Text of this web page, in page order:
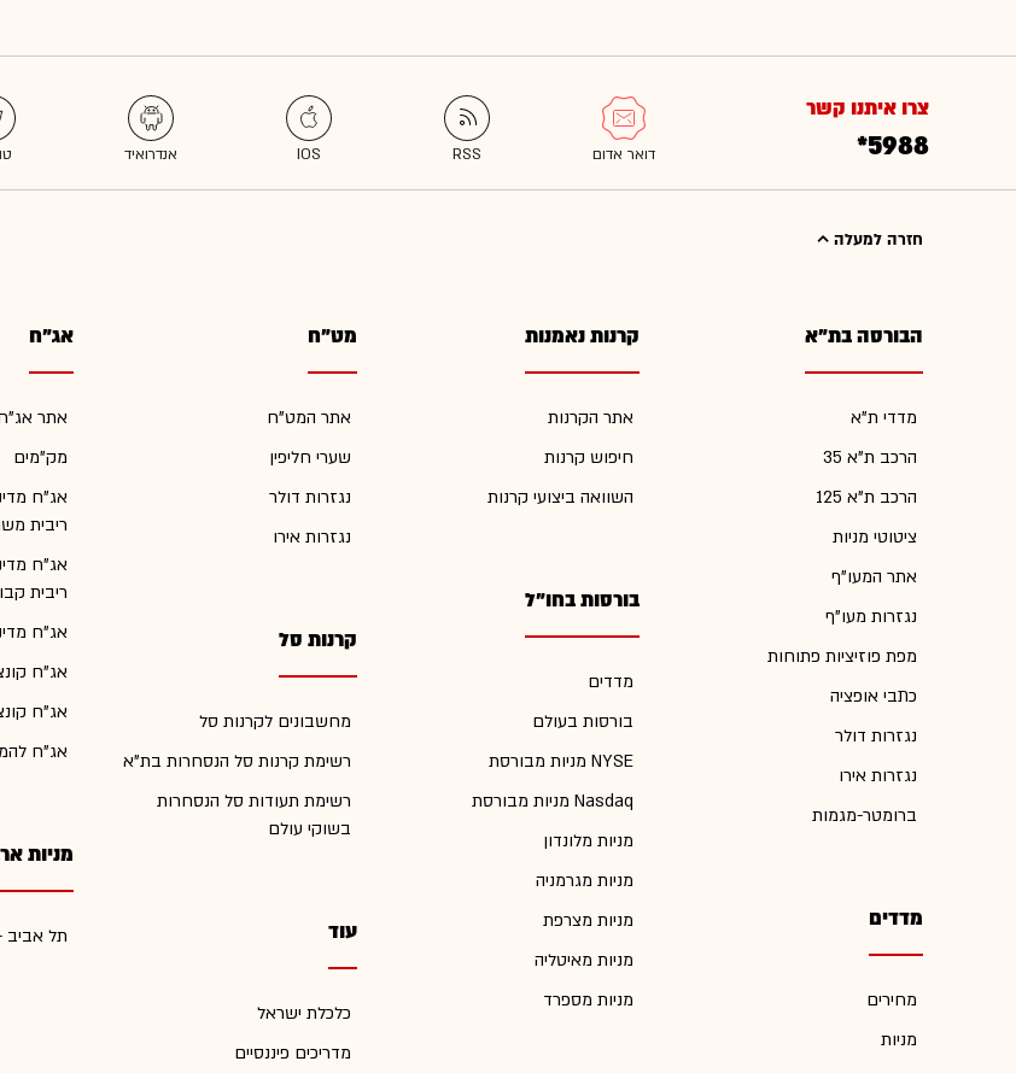
צרו איתנו קשר
*5988
חזרה למעלה
הבורסה בת"א
מדדי ת"א
הרכב ת"א 35
הרכב ת"א 125
ציטוטי מניות
אתר המעו"ף
נגזרות מעו"ף
מפת פוזיציות פתוחות
כתבי אופציה
נגזרות דולר
נגזרות אירו
ברומטר-מגמות
מדדים
מחירים
מניות
קרנות נאמנות
אתר הקרנות
חיפוש קרנות
השוואה ביצועי קרנות
בורסות בחו"ל
מדדים
בורסות בעולם
מניות מבורסת NYSE
מניות מבורסת Nasdaq
מניות מלונדון
מניות מגרמניה
מניות מצרפת
מניות מאיטליה
מניות מספרד
מט"ח
אתר המט"ח
שערי חליפין
נגזרות דולר
נגזרות אירו
קרנות סל
מחשבונים לקרנות סל
רשימת קרנות סל הנסחרות בת"א
רשימת תעודות סל הנסחרות
בשוקי עולם
עוד
כלכלת ישראל
מדריכים פיננסיים
אג"ח
אתר
מק"מים
אג"ח
ריבית
אג"ח
ריבית
אג"ח
אג"ח
אג"ח
אג"ח
מניות
תל אביב -